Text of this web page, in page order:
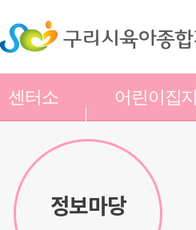
센터소
어린이집지
정보마당